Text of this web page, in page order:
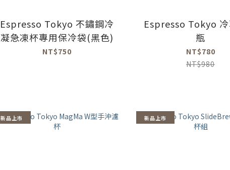
Espresso Tokyo 不鏽鋼冷
凝急凍杯專用保冷袋(黑色)
NT$750
Espresso Tokyo
瓶
NT$780
NT$980
新品上市 新品上市